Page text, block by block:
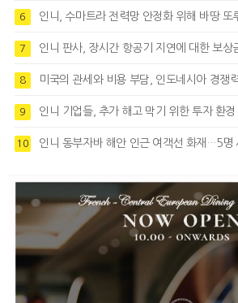
6 인니, 수마트라 전력망 안정화 위해 바땅 또
7 인니 판사, 장시간 항공기 지연에 대한 보상금
8 미국의 관세와 비용 부담, 인도네시아 경쟁
9 인니 기업들, 추가 해고 막기 위한 투자 환
10 인니 동부자바 해안 인근 여객선 화재…5명